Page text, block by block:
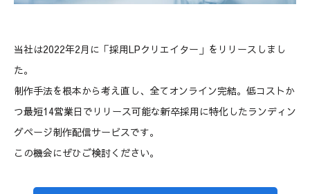
当社は2022年2月に「採用LPクリエイター」をリリースしまし
た。
制作手法を根本から考え直し、全てオンライン完結。低コストか
つ最短14営業日でリリース可能な新卒採用に特化したランディン
グページ制作配信サービスです。
この機会にぜひご検討ください。